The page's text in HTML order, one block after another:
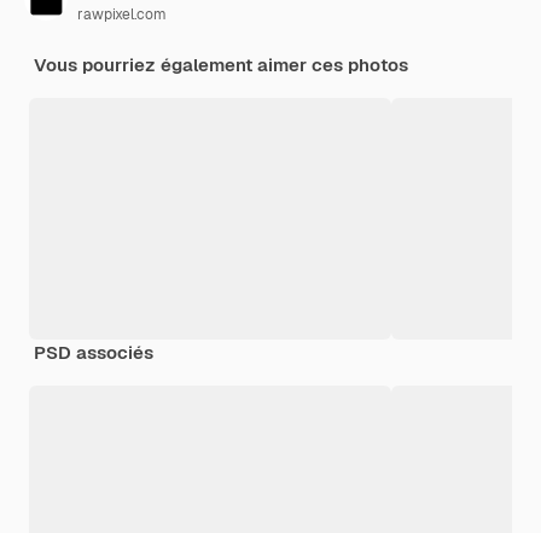
rawpixel.com
Vous pourriez également aimer ces photos
PSD associés